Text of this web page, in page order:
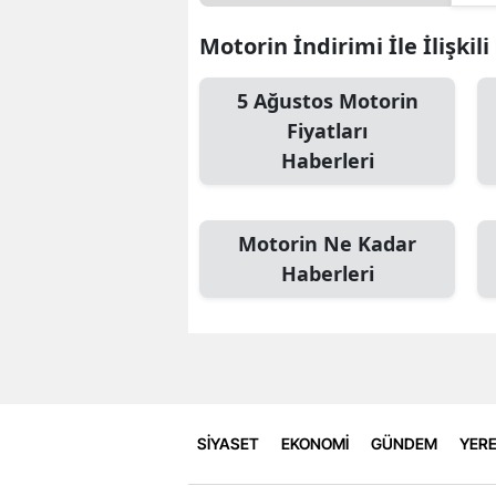
Motorin İndirimi İle İlişkili
5 Ağustos Motorin
Fiyatları
Haberleri
Motorin Ne Kadar
Haberleri
SİYASET EKONOMİ GÜNDEM